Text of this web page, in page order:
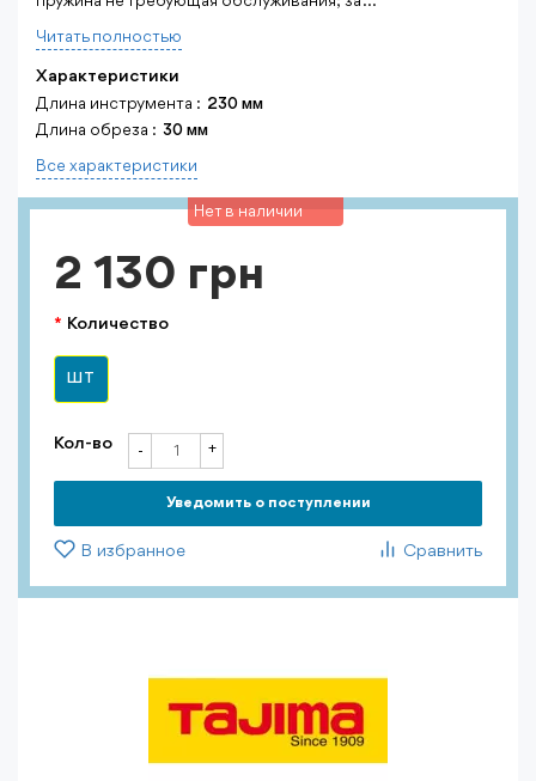
Читать полностью
Характеристики
Длина инструмента : 230 мм
Длина обреза : 30 мм
Все характеристики
Нет в наличии
2 130 грн
Количество
ШТ
Кол-во +
-
Уведомить о поступлении
Сравнить
В избранное